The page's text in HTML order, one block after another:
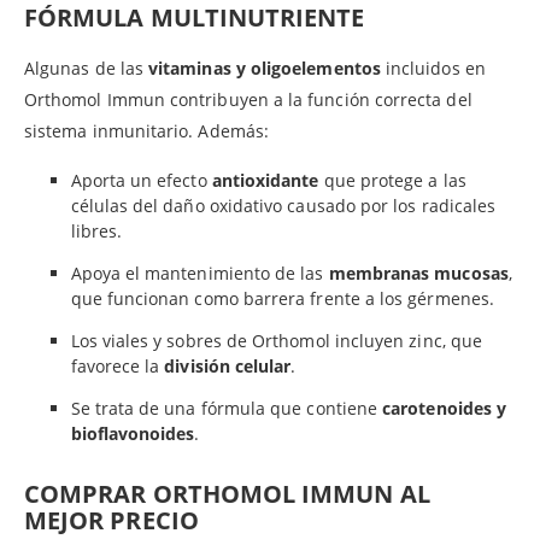
FÓRMULA MULTINUTRIENTE
Algunas de lasvitaminas y oligoelementosincluidos en
Orthomol Immun contribuyen a la función correcta del
sistema inmunitario. Además:
Aporta un efecto antioxidante que protege a las
células del daño oxidativo causado por los radicales
libres.
Apoya el mantenimiento de las membranas mucosas,
que funcionan como barrera frente a los gérmenes.
Los viales y sobres de Orthomol incluyen zinc, que
favorece ladivisión celular.
Se trata de una fórmula que contienecarotenoides y
bioflavonoides.
COMPRAR ORTHOMOL IMMUN AL
MEJOR PRECIO